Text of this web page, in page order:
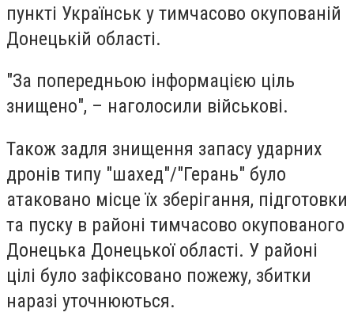
пункті Українськ у тимчасово окупованій
Донецькій області.
"За попередньою інформацією ціль
знищено", – наголосили військові.
Також задля знищення запасу ударних
дронів типу "шахед"/"Герань" було
атаковано місце їх зберігання, підготовки
та пуску в районі тимчасово окупованого
Донецька Донецької області. У районі
цілі було зафіксовано пожежу, збитки
наразі уточнюються.